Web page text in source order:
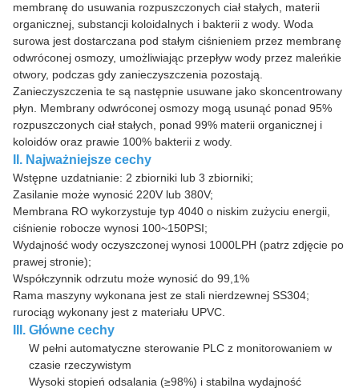
membranę do usuwania rozpuszczonych ciał stałych, materii
organicznej, substancji koloidalnych i bakterii z wody. Woda
surowa jest dostarczana pod stałym ciśnieniem przez membranę
odwróconej osmozy, umożliwiając przepływ wody przez maleńkie
otwory, podczas gdy zanieczyszczenia pozostają.
Zanieczyszczenia te są następnie usuwane jako skoncentrowany
płyn. Membrany odwróconej osmozy mogą usunąć ponad 95%
rozpuszczonych ciał stałych, ponad 99% materii organicznej i
koloidów oraz prawie 100% bakterii z wody.
II. Najważniejsze cechy
Wstępne uzdatnianie: 2 zbiorniki lub 3 zbiorniki;
Zasilanie może wynosić 220V lub 380V;
Membrana RO wykorzystuje typ 4040 o niskim zużyciu energii,
ciśnienie robocze wynosi 100~150PSI;
Wydajność wody oczyszczonej wynosi 1000LPH (patrz zdjęcie po
prawej stronie);
Współczynnik odrzutu może wynosić do 99,1%
Rama maszyny wykonana jest ze stali nierdzewnej SS304;
rurociąg wykonany jest z materiału UPVC.
III. Główne cechy
W pełni automatyczne sterowanie PLC z monitorowaniem w
czasie rzeczywistym
Wysoki stopień odsalania (≥98%) i stabilna wydajność